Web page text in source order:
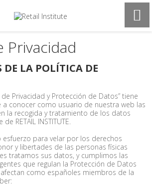
Privacidad
DE LA POLÍTICA DE
Privacidad y Protección de Datos” tiene
conocer como usuario de nuestra web las
la recogida y tratamiento de los datos
RETAIL INSTITUTE.
para velar por los derechos
y libertades de las personas físicas
tratamos sus datos, y cumplimos las
que regulan la Protección de Datos
como españoles miembros de la